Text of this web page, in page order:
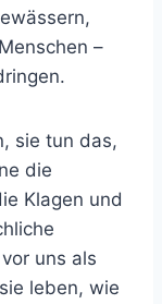
–
sie tun das,
die
Klagen und
uns als
leben, wie